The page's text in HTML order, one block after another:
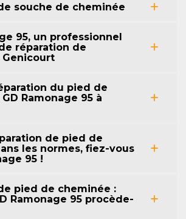
souche de cheminée
95, un professionnel
réparation de
du pied de
Ramonage 95 à
de pied de
les normes, fiez-vous
95 !
pied de cheminée :
Ramonage 95 procède-